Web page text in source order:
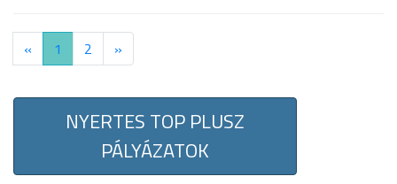
« 1 2 »
NYERTES TOP PLUSZ
PÁLYÁZATOK